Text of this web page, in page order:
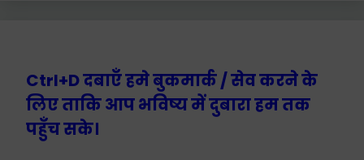
Ctrl+D दबाएँ हमे बुकमार्क / सेव करने के
लिए ताकि आप भविष्य में दुबारा हम तक
पहुँच सके।